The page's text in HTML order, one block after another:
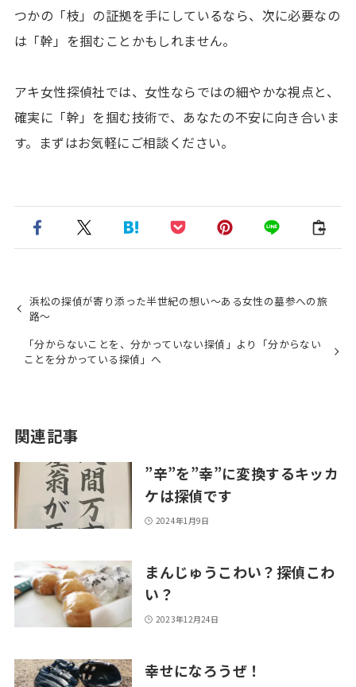
つかの「枝」の証拠を手にしているなら、次に必要なの
は「幹」を掴むことかもしれません。
アキ女性探偵社では、女性ならではの細やかな視点と、
確実に「幹」を掴む技術で、あなたの不安に向き合いま
す。まずはお気軽にご相談ください。
浜松の探偵が寄り添った半世紀の想い～ある女性の墓参への旅
路～
「分からないことを、分かっていない探偵」より「分からない
ことを分かっている探偵」へ
関連記事
”辛”を”幸”に変換するキッカ
ケは探偵です
2024年1月9日
まんじゅうこわい？探偵こわ
い？
2023年12月24日
幸せになろうぜ！